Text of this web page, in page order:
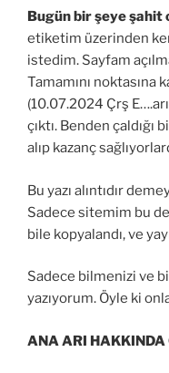
Bugün bir şeye şahit
etiketim üzerinden
istedim. Sayfam
Tamamını noktasına
(10.07.2024 Çrş
çıktı. Benden çaldığı
alıp kazanç
Bu yazı alıntıdır
Sadece sitemim bu
bile kopyalandı, ve
Sadece bilmenizi ve
yazıyorum. Öyle ki
ANA ARI HAKKINDA